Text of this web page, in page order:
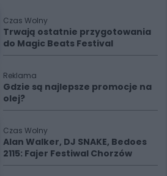
Czas Wolny
Trwają ostatnie przygotowania
do Magic Beats Festival
Reklama
Gdzie są najlepsze promocje na
olej?
Czas Wolny
Alan Walker, DJ SNAKE, Bedoes
2115: Fajer Festiwal Chorzów